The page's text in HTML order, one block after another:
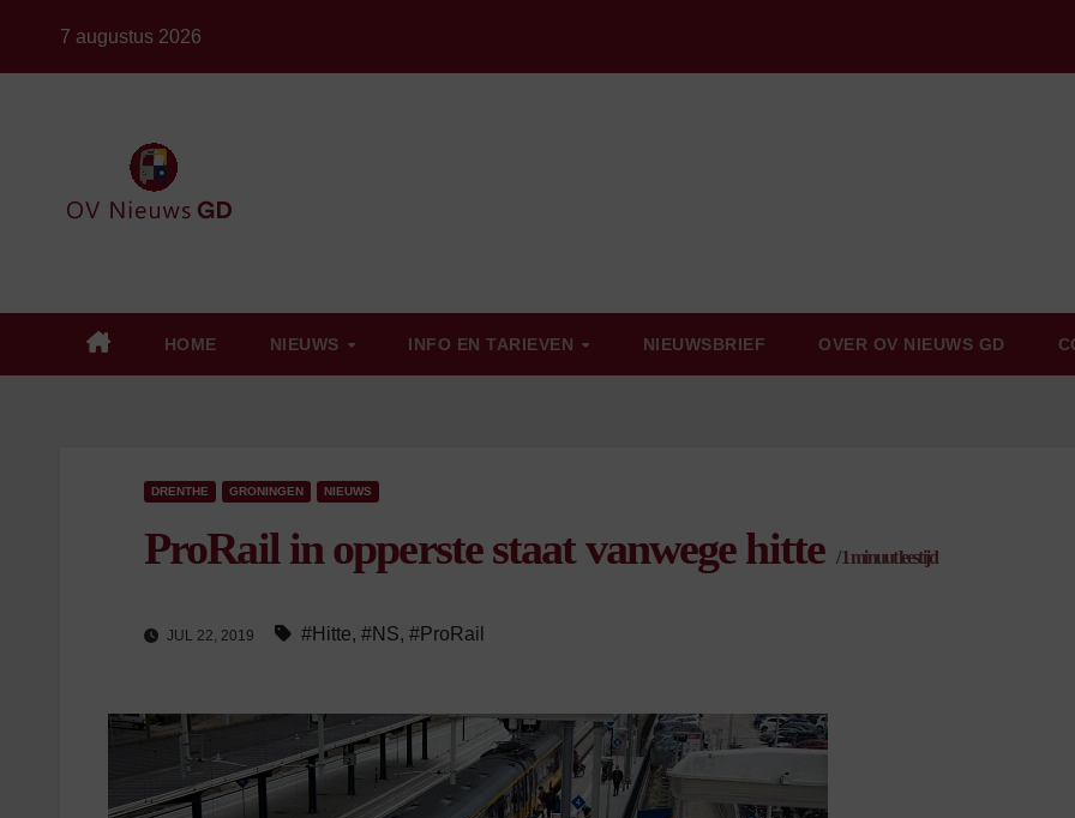
7 augustus 2026
HOME NIEUWS INFO EN TARIEVEN NIEUWSBRIEF OVER OV NIEUWS GD
DRENTHE GRONINGEN NIEUWS
ProRail in opperste staat vanwege hitte /1 minuut leestijd
JUL 22, 2019 #Hitte, #NS, #ProRail